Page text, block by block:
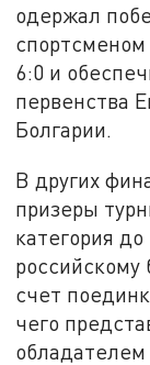
одержал
6:0 и
первенства
Болгарии.
В других
призеры
категория
российскому
счет
чего